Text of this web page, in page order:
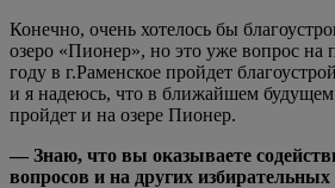
Конечно, очень хотелось бы
озеро «Пионер», но это уже вопрос на
году в г.Раменское пройдет
и я надеюсь, что в ближайшем будущем
пройдет и на озере Пионер.
— Знаю, что вы оказываете
вопросов и на других